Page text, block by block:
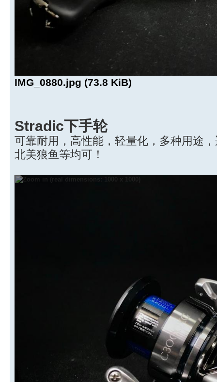
IMG_0880.jpg (73.8 KiB)
Stradic下手轮
可靠耐用，高性能，轻量化，多种用途
北美狼鱼等均可！